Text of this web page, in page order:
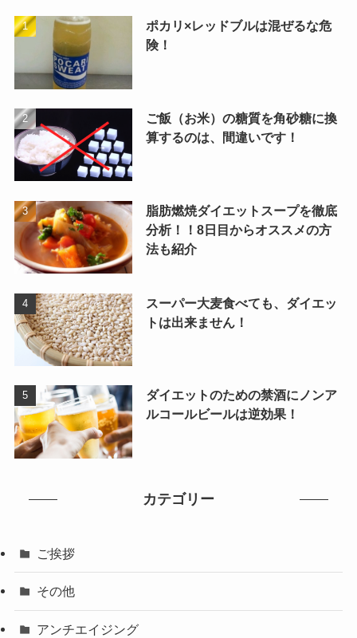
ポカリ×レッドブルは混ぜるな危
険！
ご飯（お米）の糖質を角砂糖に換
算するのは、間違いです！
脂肪燃焼ダイエットスープを徹底
分析！！8日目からオススメの方
法も紹介
スーパー大麦食べても、ダイエッ
トは出来ません！
ダイエットのための禁酒にノンア
ルコールビールは逆効果！
カテゴリー
ご挨拶
その他
アンチエイジング